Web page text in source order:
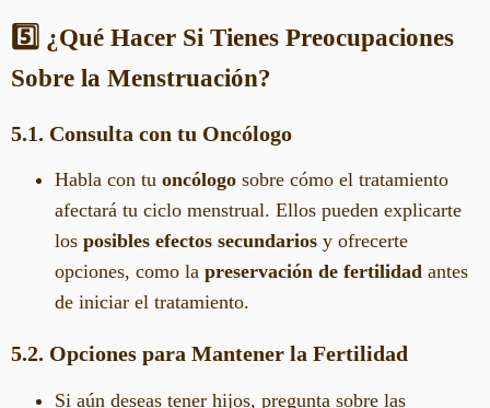
5️⃣ ¿Qué Hacer Si Tienes Preocupaciones
Sobre la Menstruación?
5.1. Consulta con tu Oncólogo
Habla con tu oncólogo sobre cómo el tratamiento
afectará tu ciclo menstrual. Ellos pueden explicarte
los posibles efectos secundarios y ofrecerte
opciones, como la preservación de fertilidad antes
de iniciar el tratamiento.
5.2. Opciones para Mantener la Fertilidad
Si aún deseas tener hijos, pregunta sobre las